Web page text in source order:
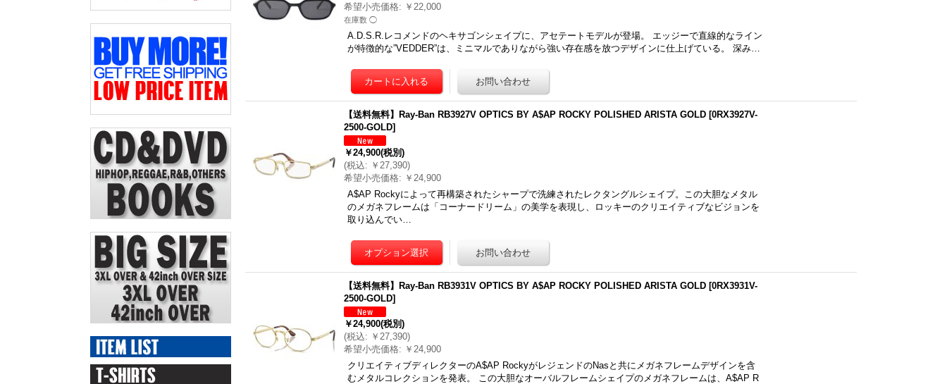
希望小売価格: ￥22,000
在庫数 ◯
A.D.S.R.レコメンドのヘキサゴンシェイプに、アセテートモデルが登場。 エッジーで直線的なライン
が特徴的な”VEDDER”は、ミニマルでありながら強い存在感を放つデザインに仕上げている。 深み…
【送料無料】Ray-Ban RB3927V OPTICS BY A$AP ROCKY POLISHED ARISTA GOLD [0RX3927V-
2500-GOLD]
￥24,900(税別)
(税込: ￥27,390)
希望小売価格: ￥24,900
A$AP Rockyによって再構築されたシャープで洗練されたレクタングルシェイプ。この大胆なメタル
のメガネフレームは「コーナードリーム」の美学を表現し、ロッキーのクリエイティブなビジョンを
取り込んでい…
【送料無料】Ray-Ban RB3931V OPTICS BY A$AP ROCKY POLISHED ARISTA GOLD [0RX3931V-
2500-GOLD]
￥24,900(税別)
(税込: ￥27,390)
希望小売価格: ￥24,900
クリエイティブディレクターのA$AP RockyがレジェンドのNasと共にメガネフレームデザインを含
むメタルコレクションを発表。 この大胆なオーバルフレームシェイプのメガネフレームは、A$AP R